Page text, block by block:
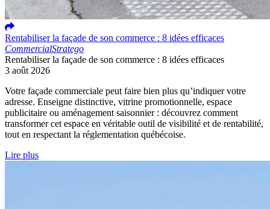
Rentabiliser la façade de son commerce : 8 idées efficaces
CommercialStratego
Rentabiliser la façade de son commerce : 8 idées efficaces
3 août 2026
Votre façade commerciale peut faire bien plus qu’indiquer votre
adresse. Enseigne distinctive, vitrine promotionnelle, espace
publicitaire ou aménagement saisonnier : découvrez comment
transformer cet espace en véritable outil de visibilité et de rentabilité,
tout en respectant la réglementation québécoise.
Lire plus